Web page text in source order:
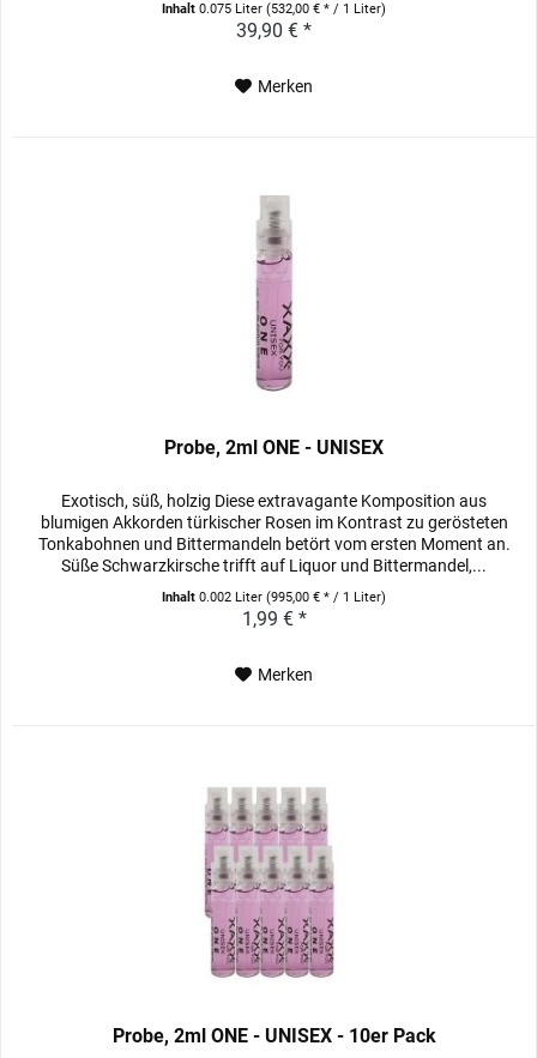
Inhalt0.075 Liter(532,00 € * / 1 Liter)
39,90 € *
Merken
Probe, 2ml ONE - UNISEX
Exotisch, süß, holzig Diese extravagante Komposition aus
blumigen Akkorden türkischer Rosen im Kontrast zu gerösteten
Tonkabohnen und Bittermandeln betört vom ersten Moment an.
Süße Schwarzkirsche trifft auf Liquor und Bittermandel,...
Inhalt0.002 Liter(995,00 € * / 1 Liter)
1,99 € *
Merken
Probe, 2ml ONE - UNISEX - 10er Pack